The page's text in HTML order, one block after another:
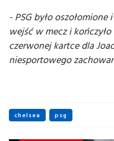
- PSG było
wejść w mecz i
czerwonej kartce dla
niesportowego
chelsea psg